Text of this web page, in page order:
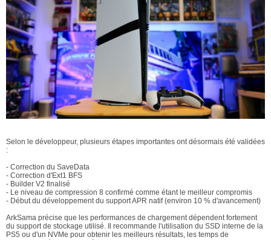
Selon le développeur, plusieurs étapes importantes ont désormais été validées
:
- Correction du SaveData
- Correction d'Ext1 BFS
- Builder V2 finalisé
- Le niveau de compression 8 confirmé comme étant le meilleur compromis
- Début du développement du support APR natif (environ 10 % d'avancement)
ArkSama précise que les performances de chargement dépendent fortement
du support de stockage utilisé. Il recommande l'utilisation du SSD interne de la
PS5 ou d'un NVMe pour obtenir les meilleurs résultats, les temps de